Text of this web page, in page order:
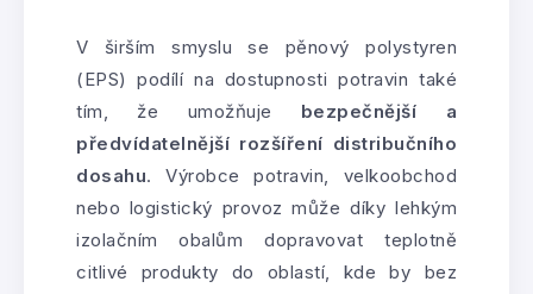
V širším smyslu se pěnový polystyren
(EPS) podílí na dostupnosti potravin také
tím, že umožňuje bezpečnější a
předvídatelnější rozšíření distribučního
dosahu. Výrobce potravin, velkoobchod
nebo logistický provoz může díky lehkým
izolačním obalům dopravovat teplotně
citlivé produkty do oblastí, kde by bez